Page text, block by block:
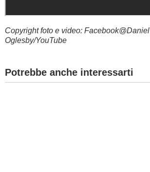
Copyright foto e video: Facebook@Daniel
Oglesby/YouTube
Potrebbe anche interessarti